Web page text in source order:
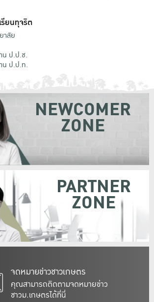
รียนทุจริต
าลัย
น ป.ป.ช.
น ป.ป.ท.
จดหมายข่าวชาวเกษตร
คุณสามารถติดตามจดหมายข่าว
ชาวม.เกษตรได้ที่นี่
NEWCOMER
ZONE
PARTNER
ZONE